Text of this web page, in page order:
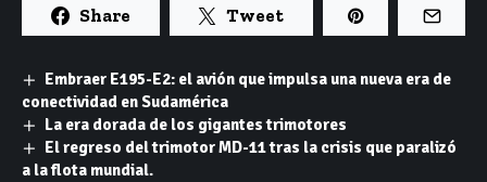
Share Tweet
Embraer E195-E2: el avión que impulsa una nueva era de
conectividad en Sudamérica
La era dorada de los gigantes trimotores
El regreso del trimotor MD-11 tras la crisis que paralizó
a la flota mundial.